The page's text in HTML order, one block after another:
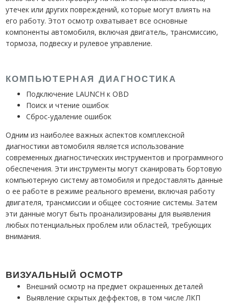
утечек или других повреждений, которые могут влиять на
его работу. Этот осмотр охватывает все основные
компоненты автомобиля, включая двигатель, трансмиссию,
тормоза, подвеску и рулевое управление.
КОМПЬЮТЕРНАЯ ДИАГНОСТИКА
Подключение LAUNCH к OBD
Поиск и чтение ошибок
Сброс-удаление ошибок
Одним из наиболее важных аспектов комплексной
диагностики автомобиля является использование
современных диагностических инструментов и программного
обеспечения. Эти инструменты могут сканировать бортовую
компьютерную систему автомобиля и предоставлять данные
о ее работе в режиме реального времени, включая работу
двигателя, трансмиссии и общее состояние системы. Затем
эти данные могут быть проанализированы для выявления
любых потенциальных проблем или областей, требующих
внимания.
ВИЗУАЛЬНЫЙ ОСМОТР
Внешний осмотр на предмет окрашенных деталей
Выявление скрытых деффектов, в том числе ЛКП